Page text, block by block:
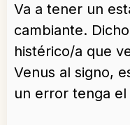
Va a tener un
cambiante.
histérico/a que
Venus al signo,
un error tenga